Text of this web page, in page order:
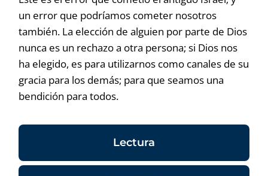
un error que podríamos cometer nosotros
también. La elección de alguien por parte de Dios
nunca es un rechazo a otra persona; si Dios nos
ha elegido, es para utilizarnos como canales de su
gracia para los demás; para que seamos una
bendición para todos.
Lectura